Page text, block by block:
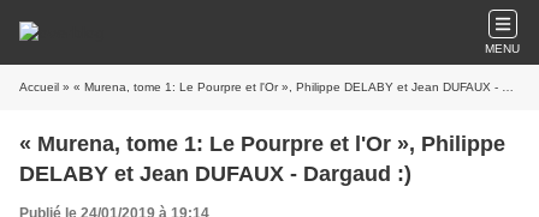
MENU
Accueil » « Murena, tome 1: Le Pourpre et l'Or », Philippe DELABY et Jean DUFAUX - Dargaud :)
« Murena, tome 1: Le Pourpre et l'Or », Philippe
DELABY et Jean DUFAUX - Dargaud :)
Publié le 24/01/2019 à 19:14